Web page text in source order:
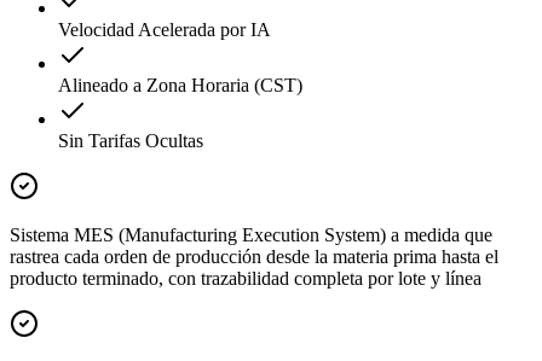
Velocidad Acelerada por IA
Alineado a Zona Horaria (CST)
Sin Tarifas Ocultas
Sistema MES (Manufacturing Execution System) a medida que
rastrea cada orden de producción desde la materia prima hasta el
producto terminado, con trazabilidad completa por lote y línea